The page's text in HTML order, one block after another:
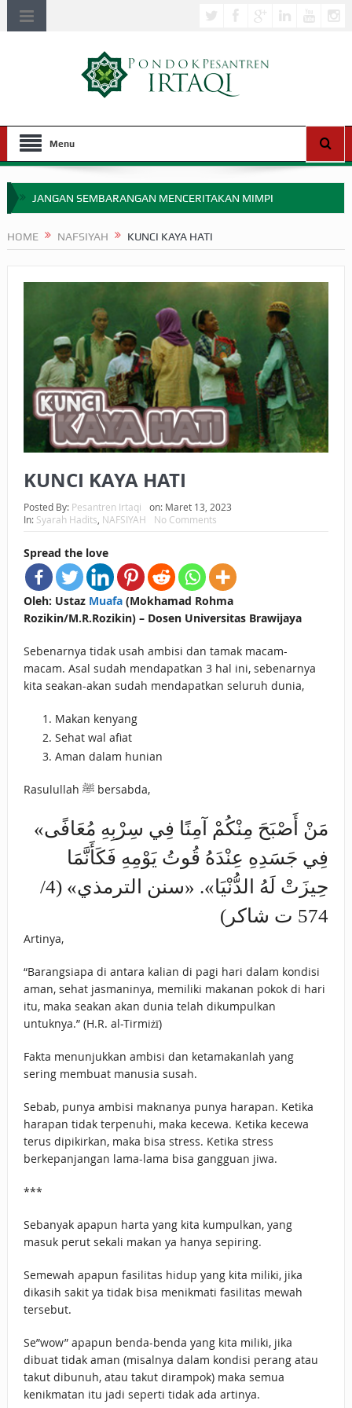
Menu
JANGAN SEMBARANGAN MENCERITAKAN MIMPI
APA HUKUM MEMPERCEPAT PEMBAYARAN ZAKAT
SEBELUM TIBA SAAT WAJIB?
HAKIKAT NIKMAT DI DUNIA!
BAGAIMANA CARA MEMBAYAR ZAKAT UANG?
UANG HARAM BISA MENJADI HALAL JIKA SEBAB
KEPEMILIKANNYA BERUBAH
HUKUM MEMBAYAR ZAKAT DENGAN CARA MENGANGSUR
HUKUM MEMBAYAR ZAKAT KEPADA KERABAT SENDIRI
HOME NAFSIYAH KUNCI KAYA HATI
KUNCI KAYA HATI
Posted By: Pesantren Irtaqi on: Maret 13, 2023
In: Syarah Hadits, NAFSIYAH No Comments
Spread the love
Oleh: Ustaz Muafa(Mokhamad Rohma
Rozikin/M.R.Rozikin) – Dosen Universitas Brawijaya
Sebenarnya tidak usah ambisi dan tamak macam-
macam. Asal sudah mendapatkan 3 hal ini, sebenarnya
kita seakan-akan sudah mendapatkan seluruh dunia,
Makan kenyang
Sehat wal afiat
Aman dalam hunian
Rasulullah ﷺ bersabda,
«مَنْ أَصْبَحَ مِنْكُمْ آمِنًا ‌فِي ‌سِرْبِهِ مُعَافًى
فِي جَسَدِهِ عِنْدَهُ قُوتُ يَوْمِهِ فَكَأَنَّمَا
حِيزَتْ لَهُ الدُّنْيَا». «سنن الترمذي» (4/
574 ت شاكر)
Artinya,
“Barangsiapa di antara kalian di pagi hari dalam kondisi
aman, sehat jasmaninya, memiliki makanan pokok di hari
itu, maka seakan akan dunia telah dikumpulkan
untuknya.” (H.R. al-Tirmiżī)
Fakta menunjukkan ambisi dan ketamakanlah yang
sering membuat manusia susah.
Sebab, punya ambisi maknanya punya harapan. Ketika
harapan tidak terpenuhi, maka kecewa. Ketika kecewa
terus dipikirkan, maka bisa stress. Ketika stress
berkepanjangan lama-lama bisa gangguan jiwa.
***
Sebanyak apapun harta yang kita kumpulkan, yang
masuk perut sekali makan ya hanya sepiring.
Semewah apapun fasilitas hidup yang kita miliki, jika
dikasih sakit ya tidak bisa menikmati fasilitas mewah
tersebut.
Se”wow” apapun benda-benda yang kita miliki, jika
dibuat tidak aman (misalnya dalam kondisi perang atau
takut dibunuh, atau takut dirampok) maka semua
kenikmatan itu jadi seperti tidak ada artinya.